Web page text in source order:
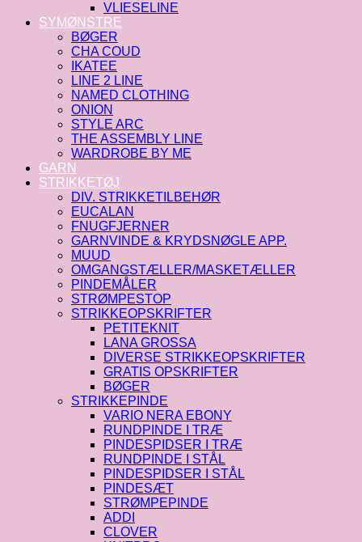
VLIESELINE
SYMØNSTRE
BØGER
CHA COUD
IKATEE
LINE 2 LINE
NAMED CLOTHING
ONION
STYLE ARC
THE ASSEMBLY LINE
WARDROBE BY ME
GARN
STRIKKETØJ
DIV. STRIKKETILBEHØR
EUCALAN
FNUGFJERNER
GARNVINDE & KRYDSNØGLE APP.
MUUD
OMGANGSTÆLLER/MASKETÆLLER
PINDEMÅLER
STRØMPESTOP
STRIKKEOPSKRIFTER
PETITEKNIT
LANA GROSSA
DIVERSE STRIKKEOPSKRIFTER
GRATIS OPSKRIFTER
BØGER
STRIKKEPINDE
VARIO NERA EBONY
RUNDPINDE I TRÆ
PINDESPIDSER I TRÆ
RUNDPINDE I STÅL
PINDESPIDSER I STÅL
PINDESÆT
STRØMPEPINDE
ADDI
CLOVER